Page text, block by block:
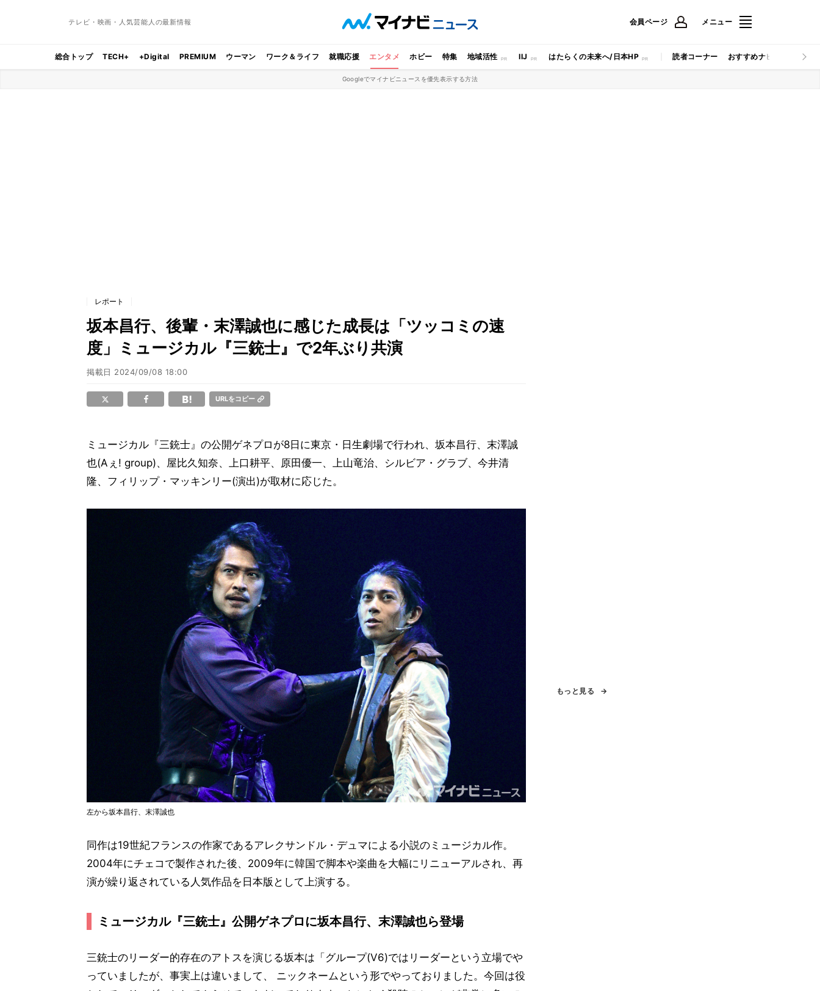
テレビ・映画・人気芸能人の最新情報 会員ページ メニュー
総合トップ TECH+ +Digital PREMIUM ウーマン ワーク＆ライフ 就職応援 エンタメ ホビー 特集 地域活性 IIJ はたらくの未来へ/日本HP 読者コーナー おすすめナビ マイナビ
Googleでマイナビニュースを優先表示する方法
レポート
坂本昌行、後輩・末澤誠也に感じた成長は「ツッコミの速
度」ミュージカル『三銃士』で2年ぶり共演
掲載日 2024/09/08 18:00
URLをコピー
ミュージカル『三銃士』の公開ゲネプロが8日に東京・日生劇場で行われ、坂本昌行、末澤誠
也(Aぇ! group)、屋比久知奈、上口耕平、原田優一、上山竜治、シルビア・グラブ、今井清
隆、フィリップ・マッキンリー(演出)が取材に応じた。
左から坂本昌行、末澤誠也
同作は19世紀フランスの作家であるアレクサンドル・デュマによる小説のミュージカル作。
2004年にチェコで製作された後、2009年に韓国で脚本や楽曲を大幅にリニューアルされ、再
演が繰り返されている人気作品を日本版として上演する。
ミュージカル『三銃士』公開ゲネプロに坂本昌行、末澤誠也ら登場
三銃士のリーダー的存在のアトスを演じる坂本は「グループ(V6)ではリーダーという立場でや
っていましたが、事実上は違いまして、 ニックネームという形でやっておりました。今回は役
もっと見る